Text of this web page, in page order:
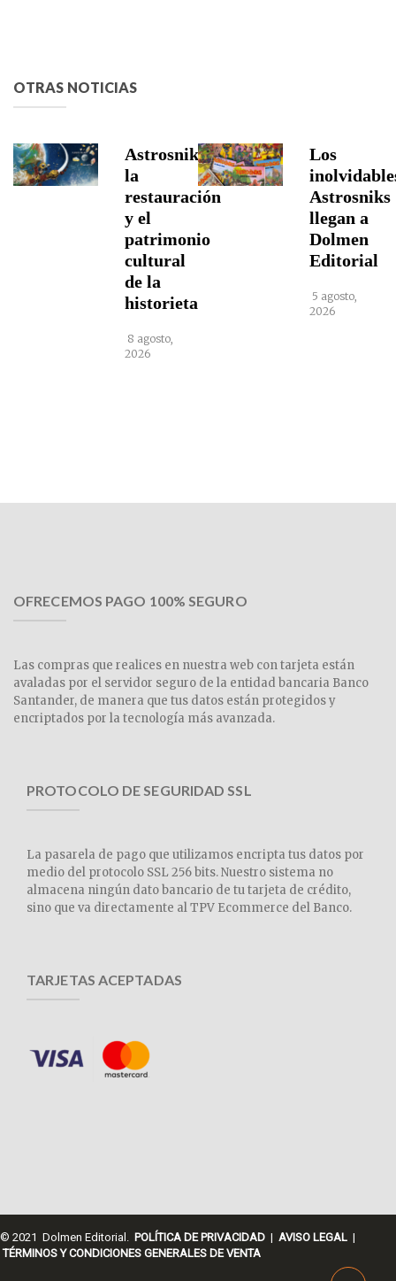
OTRAS NOTICIAS
Astrosniks,
la
restauración
y el
patrimonio
cultural
de la
historieta
8 agosto,
2026
Los
Astrosniks
llegan a
Dolmen
Editorial
5 agosto,
2026
OFRECEMOS PAGO 100% SEGURO
Las compras que realices en nuestra web con tarjeta están
avaladas por el servidor seguro de la entidad bancaria Banco
Santander, de manera que tus datos están protegidos y
encriptados por la tecnología más avanzada.
PROTOCOLO DE SEGURIDAD SSL
La pasarela de pago que utilizamos encripta tus datos por
medio del protocolo SSL 256 bits. Nuestro sistema no
almacena ningún dato bancario de tu tarjeta de crédito,
sino que va directamente al TPV Ecommerce del Banco.
TARJETAS ACEPTADAS
© 2021 Dolmen Editorial. POLÍTICA DE PRIVACIDAD | AVISO LEGAL |
TÉRMINOS Y CONDICIONES GENERALES DE VENTA